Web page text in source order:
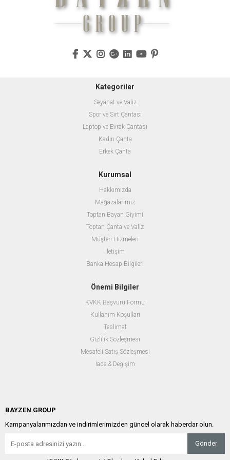
Kategoriler
Seyahat ve Valiz
Spor ve Sırt Çantası
Laptop ve Evrak Çantası
Kadın Çanta
Erkek Çanta
Kurumsal
Hakkımızda
Mağazalarımız
Toptan Bayan Giyimi
Toptan Çanta ve Valiz
Müşteri Hizmeleri
İletişim
Banka Hesap Bilgileri
Önemi Bilgiler
KVKK Başvuru Formu
Kullanım Koşulları
Teslimat
Gizlilik Sözleşmesi
Mesafeli Satış Sözleşmesi
İade & Değişim
BAYZEN GROUP
Kampanyalarımızdan ve indirimlerimizden güncel olarak haberdar olun.
Gönder